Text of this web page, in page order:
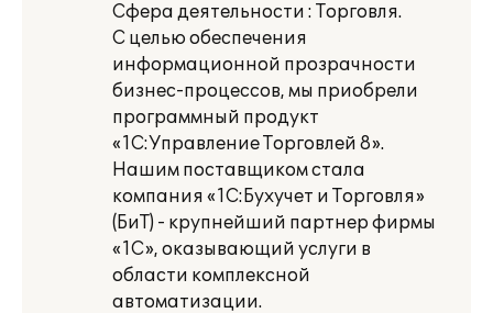
Сфера деятельности : Торговля.
С целью обеспечения
информационной прозрачности
бизнес-процессов, мы приобрели
программный продукт
«1С:Управление Торговлей 8».
Нашим поставщиком стала
компания «1С:Бухучет и Торговля»
(БиТ) - крупнейший партнер фирмы
«1С», оказывающий услуги в
области комплексной
автоматизации.